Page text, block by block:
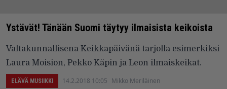
Ystävät! Tänään Suomi täytyy ilmaisista keikoista
Valtakunnallisena Keikkapäivänä tarjolla esimerkiksi
Laura Moision, Pekko Käpin ja Leon ilmaiskeikat.
ELÄVÄ MUSIIKKI 14.2.2018 10:05 Mikko Meriläinen